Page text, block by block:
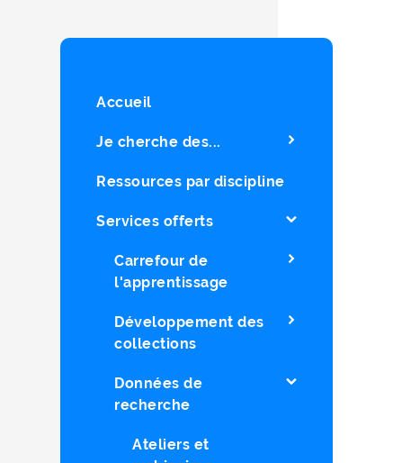
Accueil
Je cherche des...
Ressources par discipline
Services offerts
Carrefour de
l'apprentissage
Développement des
collections
Données de
recherche
Ateliers et